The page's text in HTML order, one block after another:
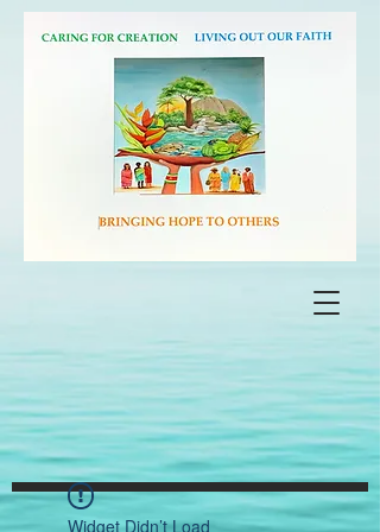
Widget Didn’t Load